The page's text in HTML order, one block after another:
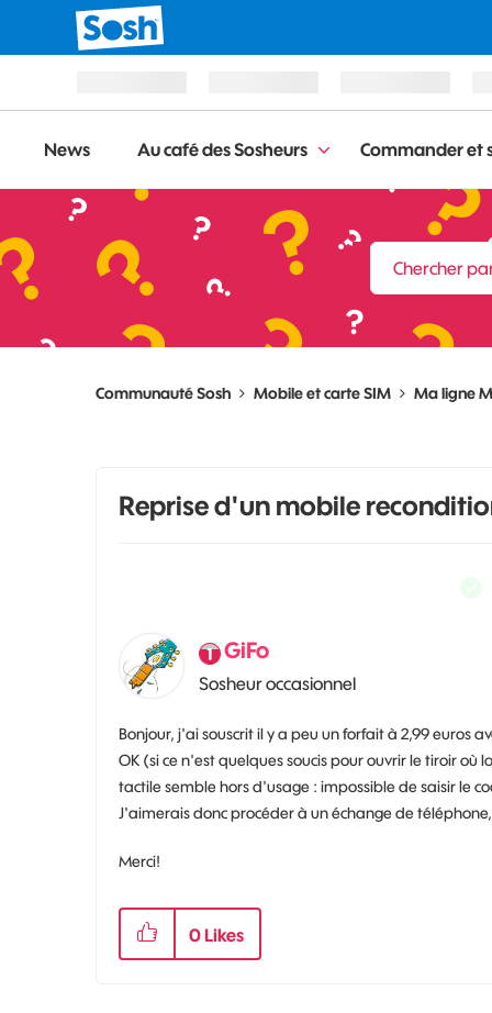
News Au café des Sosheurs Commander et
Communauté Sosh Mobile et carte SIM Ma ligne
Reprise d'un mobile
GiFo
Sosheur occasionnel
Bonjour, j'ai souscrit il y a peu un forfait à 2,99 euros
OK (si ce n'est quelques soucis pour ouvrir le tiroir
tactile semble hors d'usage : impossible de saisir le
J'aimerais donc procéder à un échange de
Merci!
0 Likes